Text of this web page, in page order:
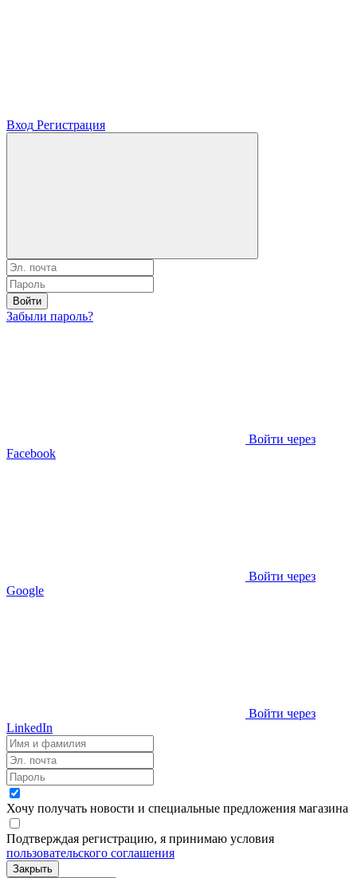
Вход Регистрация
Войти
Забыли пароль?
Войти через
Facebook
Войти через
Google
Войти через
LinkedIn
Хочу получать новости и специальные предложения магазина
Подтверждая регистрацию, я принимаю условия
пользовательского соглашения
Закрыть